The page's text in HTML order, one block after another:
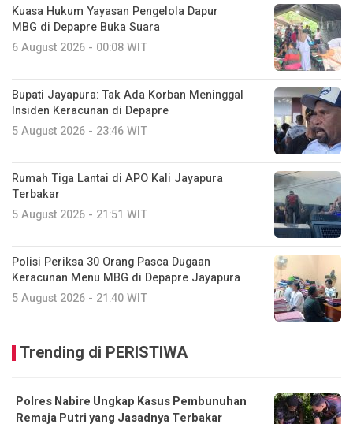
Kuasa Hukum Yayasan Pengelola Dapur
MBG di Depapre Buka Suara
6 August 2026 - 00:08 WIT
Bupati Jayapura: Tak Ada Korban Meninggal
Insiden Keracunan di Depapre
5 August 2026 - 23:46 WIT
Rumah Tiga Lantai di APO Kali Jayapura
Terbakar
5 August 2026 - 21:51 WIT
Polisi Periksa 30 Orang Pasca Dugaan
Keracunan Menu MBG di Depapre Jayapura
5 August 2026 - 21:40 WIT
Trending di PERISTIWA
Polres Nabire Ungkap Kasus Pembunuhan
Remaja Putri yang Jasadnya Terbakar